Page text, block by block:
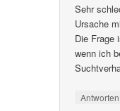
Sehr
Ursache
Die Frage
wenn ich
Antworten